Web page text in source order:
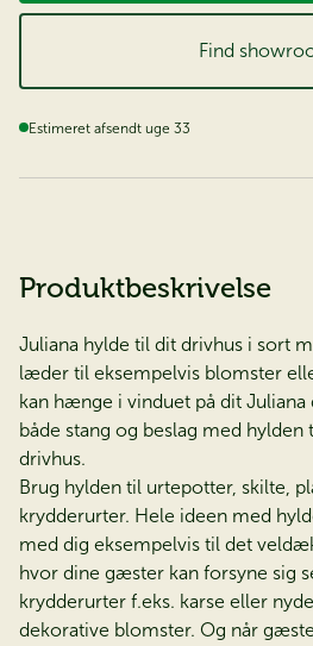
Find
Estimeret afsendt uge 33
Produktbeskrivelse
Juliana hylde til dit drivhus i sort
læder til eksempelvis blomster
kan hænge i vinduet på dit
både stang og beslag med
drivhus.
Brug hylden til urtepotter, skilte,
krydderurter. Hele ideen med
med dig eksempelvis til det
hvor dine gæster kan forsyne sig
krydderurter f.eks. karse eller
dekorative blomster. Og når